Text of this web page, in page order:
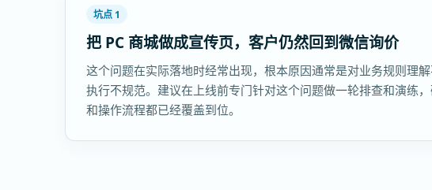
坑点 1
把 PC 商城做成宣传页，客户仍然回到微信询价
这个问题在实际落地时经常出现，根本原因通常是对业务规则理
执行不规范。建议在上线前专门针对这个问题做一轮排查和演练
和操作流程都已经覆盖到位。